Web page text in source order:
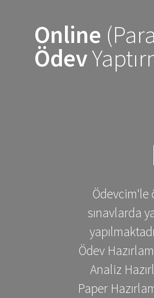
Online
Ödev
Ödevcim'le
sınavlarda
Ödev
Analiz
Paper